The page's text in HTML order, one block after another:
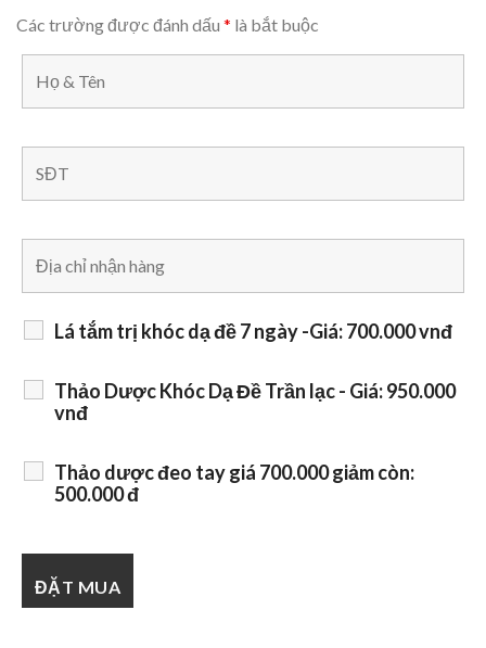
Các trường được đánh dấu * là bắt buộc
Lá tắm trị khóc dạ đề 7 ngày -Giá: 700.000 vnđ
Thảo Dược Khóc Dạ Đề Trần lạc - Giá: 950.000
vnđ
Thảo dược đeo tay giá 700.000 giảm còn:
500.000 đ